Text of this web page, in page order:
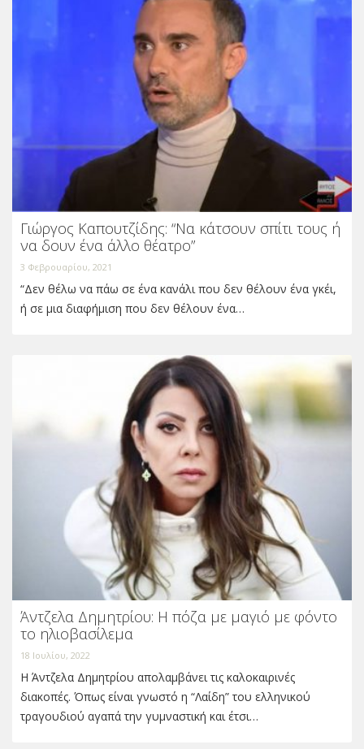
Γιώργος Καπουτζίδης: “Να κάτσουν σπίτι τους ή
να δουν ένα άλλο θέατρο”
3 Φεβρουαρίου, 2021
“Δεν θέλω να πάω σε ένα κανάλι που δεν θέλουν ένα γκέι,
ή σε μια διαφήμιση που δεν θέλουν ένα…
Άντζελα Δημητρίου: Η πόζα με μαγιό με φόντο
το ηλιοβασίλεμα
18 Ιουλίου, 2022
Η Άντζελα Δημητρίου απολαμβάνει τις καλοκαιρινές
διακοπές. Όπως είναι γνωστό η “Λαίδη” του ελληνικού
τραγουδιού αγαπά την γυμναστική και έτσι…